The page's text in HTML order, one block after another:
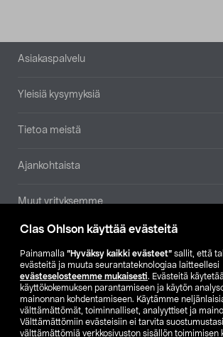
Clas Ohlson käyttää evästeitä
Painamalla ”Hyväksy kaikki evästeet” sallit, että
evästeitä ja muuta seurantateknologiaa laitteellesi
evästeselosteemme mukaisesti. Evästeitä
käyttökokemuksen parantamiseen ja käytön
mainonnan kohdentamiseen. Käytämme
välttämättömät, toiminnalliset, analyyttiset ja
Välttämättömiin evästeisiin ei tarvita
välttämättömiä verkkosivuston sisällön toimimisen
Alatunniste
Asiakaspalvelu
Yleisiä kysymyksiä
Tietoa meistä
Ajankohtaista
Muut yrityksemme
Etsi myymälä
SE NO FI
FI SV